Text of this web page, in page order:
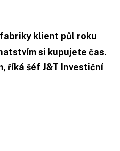
klient půl roku
si kupujete čas.
říká šéf J&T Investiční